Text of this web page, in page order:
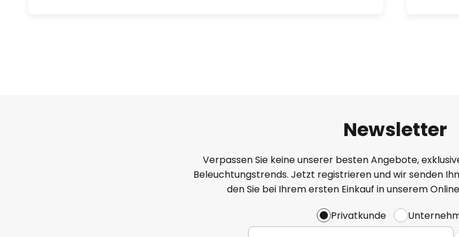
Newsletter
Verpassen Sie keine unserer besten Angebote,
Beleuchtungstrends. Jetzt registrieren und wir senden
den Sie bei Ihrem ersten Einkauf in unserem
Privatkunde